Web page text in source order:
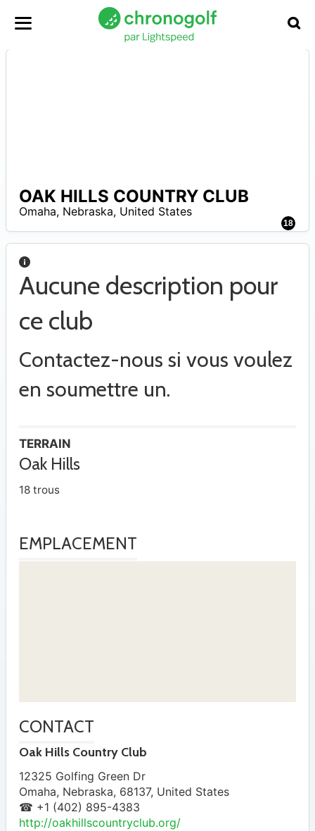
18
OAK HILLS COUNTRY CLUB
Omaha, Nebraska, United States
Aucune description pour
ce club
Contactez-nous si vous voulez
en soumettre un.
TERRAIN
Oak Hills
18 trous
EMPLACEMENT
CONTACT
Oak Hills Country Club
12325 Golfing Green Dr
Omaha, Nebraska, 68137, United States
☎ +1 (402) 895-4383
http://oakhillscountryclub.org/